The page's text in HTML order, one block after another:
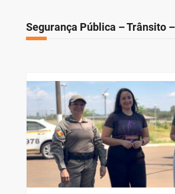
Segurança Pública – Trânsito